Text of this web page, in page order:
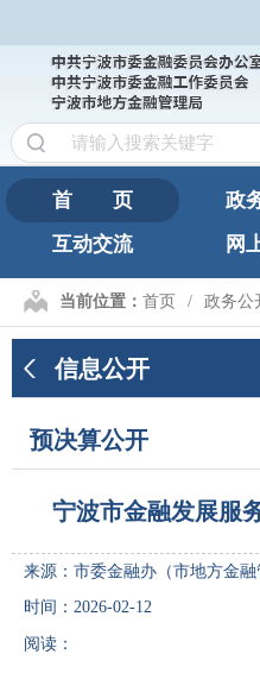
务
公
宁
波
互 首 页 政
互动交流
网
当前位置： 首页 政务公
信息公开
预决算公开
宁波市金融发展服
来源：市委金融办（市地方金融
时间：2026-02-12
阅读：